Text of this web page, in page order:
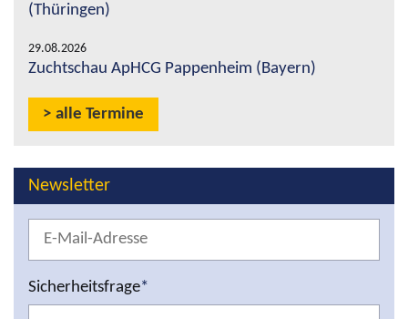
(Thüringen)
29.08.2026
Zuchtschau ApHCG Pappenheim (Bayern)
alle Termine
Newsletter
Sicherheitsfrage*